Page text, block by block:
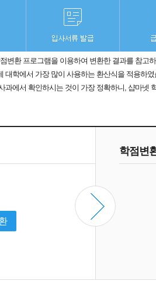
변환 프로그램을 이용하여 변환한 결과를 참고
대학에서 가장 많이 사용하는 환산식을 적용하
과에서 확인하시는 것이 가장 정확하니, 샵마넷
학점변